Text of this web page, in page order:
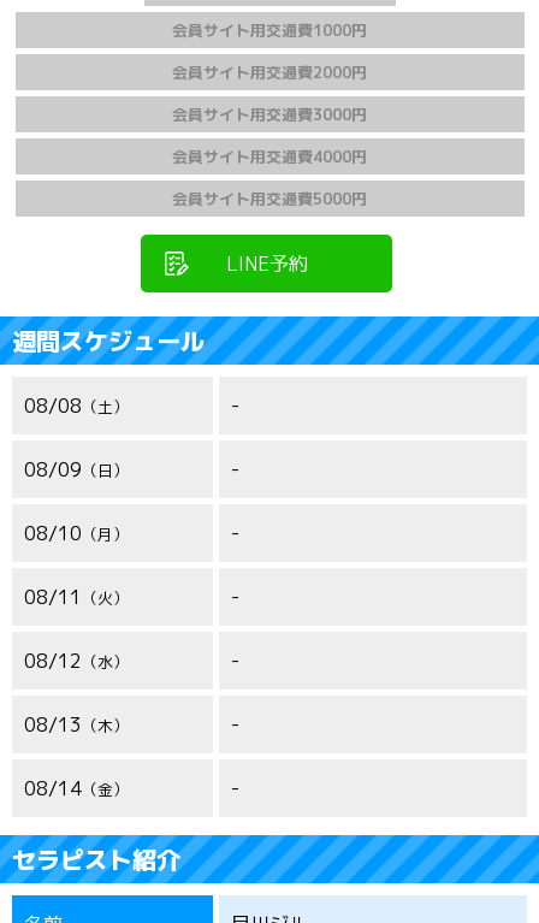
会員サイト用交通費1000円
会員サイト用交通費2000円
会員サイト用交通費3000円
会員サイト用交通費4000円
会員サイト用交通費5000円
LINE予約
週間スケジュール
08/08 土 -
08/09 日 -
08/10 月 -
08/11 火 -
08/12 水 -
08/13 木 -
08/14 金 -
セラピスト紹介